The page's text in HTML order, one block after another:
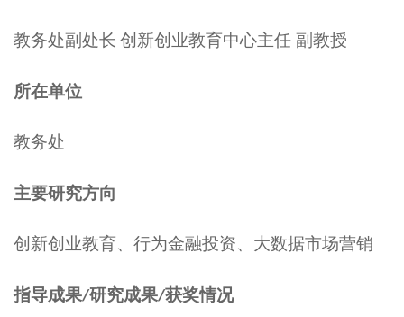
教务处副处长 创新创业教育中心主任 副教授
所在单位
教务处
主要研究方向
创新创业教育、行为金融投资、大数据市场营销
指导成果/研究成果/获奖情况